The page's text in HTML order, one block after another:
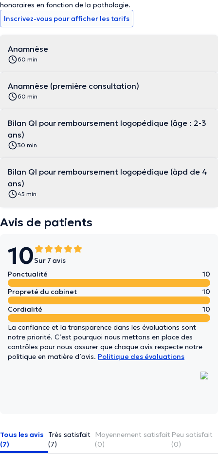
honoraires en fonction de la pathologie.
Inscrivez-vous pour afficher les tarifs
Anamnèse
60 min
Anamnèse (première consultation)
60 min
Bilan QI pour remboursement logopédique (âge : 2-3
ans)
30 min
Bilan QI pour remboursement logopédique (àpd de 4
ans)
45 min
Avis de patients
10Sur 7 avis
Ponctualité
10
Propreté du cabinet
10
Cordialité
10
La confiance et la transparence dans les évaluations sont
notre priorité. C’est pourquoi nous mettons en place des
contrôles pour nous assurer que chaque avis respecte notre
politique en matière d’avis. Politique des évaluations
Tous les avis
(7)
Très satisfait
(7)
Moyennement satisfait
(0)
Peu satisfait
(0)